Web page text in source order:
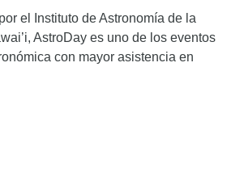
el Instituto de Astronomía de la
AstroDay es uno de los eventos
con mayor asistencia en